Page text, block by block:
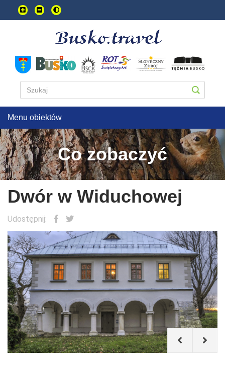
Przejdź
do
głownej
Menu obiektów
Co zobaczyć
Dwór w Widuchowej
Udostępnij: